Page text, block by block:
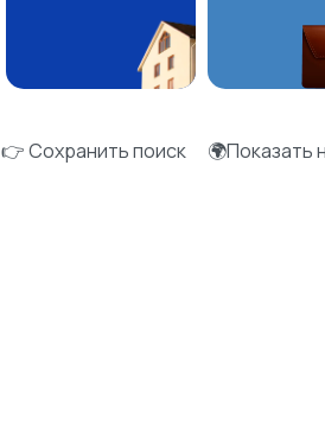
👉 Сохранить поиск 🌍Показать